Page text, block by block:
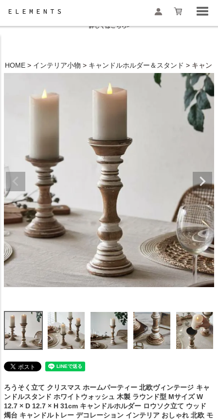
検索
夏季休業と一部地域配送遅延のお知らせ
詳しくはこちら>
HOME インテリア小物 キャンドルホルダー＆スタンド キャン
ろうそく立て クリスマス ホームパーティー 北欧ヴィンテージ キャ
ンドルスタンド ホワイトウォッシュ 木製 ラウンド型 Mサイズ W
12.7 × D 12.7 × H 31cm キャンドルホルダー ロウソク立て ウッド
燭台 キャンドルトレー デコレーション インテリア おしゃれ 北欧 モ